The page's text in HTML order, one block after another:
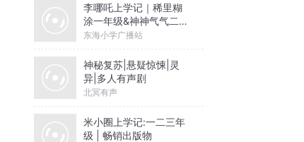
李哪吒上学记｜稀里糊
涂一年级&神神气气二年
级
东海小学广播站
神秘复苏|悬疑惊悚|灵
异|多人有声剧
北冥有声
米小圈上学记:一二三年
级 | 畅销出版物